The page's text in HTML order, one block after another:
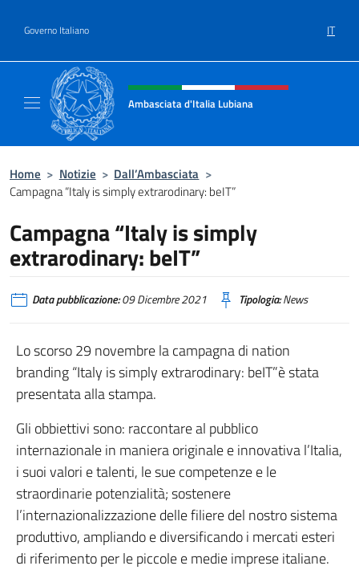
Governo Italiano IT
Intestazione sito, social e menù
Ambasciata d'Italia Lubiana
Home > Notizie > Dall’Ambasciata >
Campagna “Italy is simply extrarodinary: beIT”
Campagna “Italy is simply
extrarodinary: beIT”
Data pubblicazione:09 Dicembre 2021 Tipologia:News
Lo scorso 29 novembre la campagna di nation
branding “Italy is simply extrarodinary: beIT”è stata
presentata alla stampa.
Gli obbiettivi sono: raccontare al pubblico
internazionale in maniera originale e innovativa l’Italia,
i suoi valori e talenti, le sue competenze e le
straordinarie potenzialità; sostenere
l’internazionalizzazione delle filiere del nostro sistema
produttivo, ampliando e diversificando i mercati esteri
di riferimento per le piccole e medie imprese italiane.